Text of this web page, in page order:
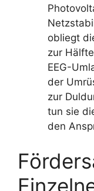
obliegt
zur
EEG-
der
zur
tun sie
den